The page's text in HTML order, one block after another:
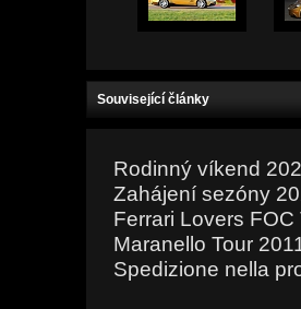
Související články
Rodinný víkend
Zahájení sezóny
Ferrari Lovers
Maranello Tour
Spedizione nella